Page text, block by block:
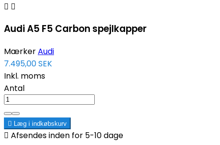
 
Audi A5 F5 Carbon spejlkapper
MærkerAudi
7.495,00 SEK
Inkl. moms
Antal
 Læg i indkøbskurv
 Afsendes inden for 5-10 dage